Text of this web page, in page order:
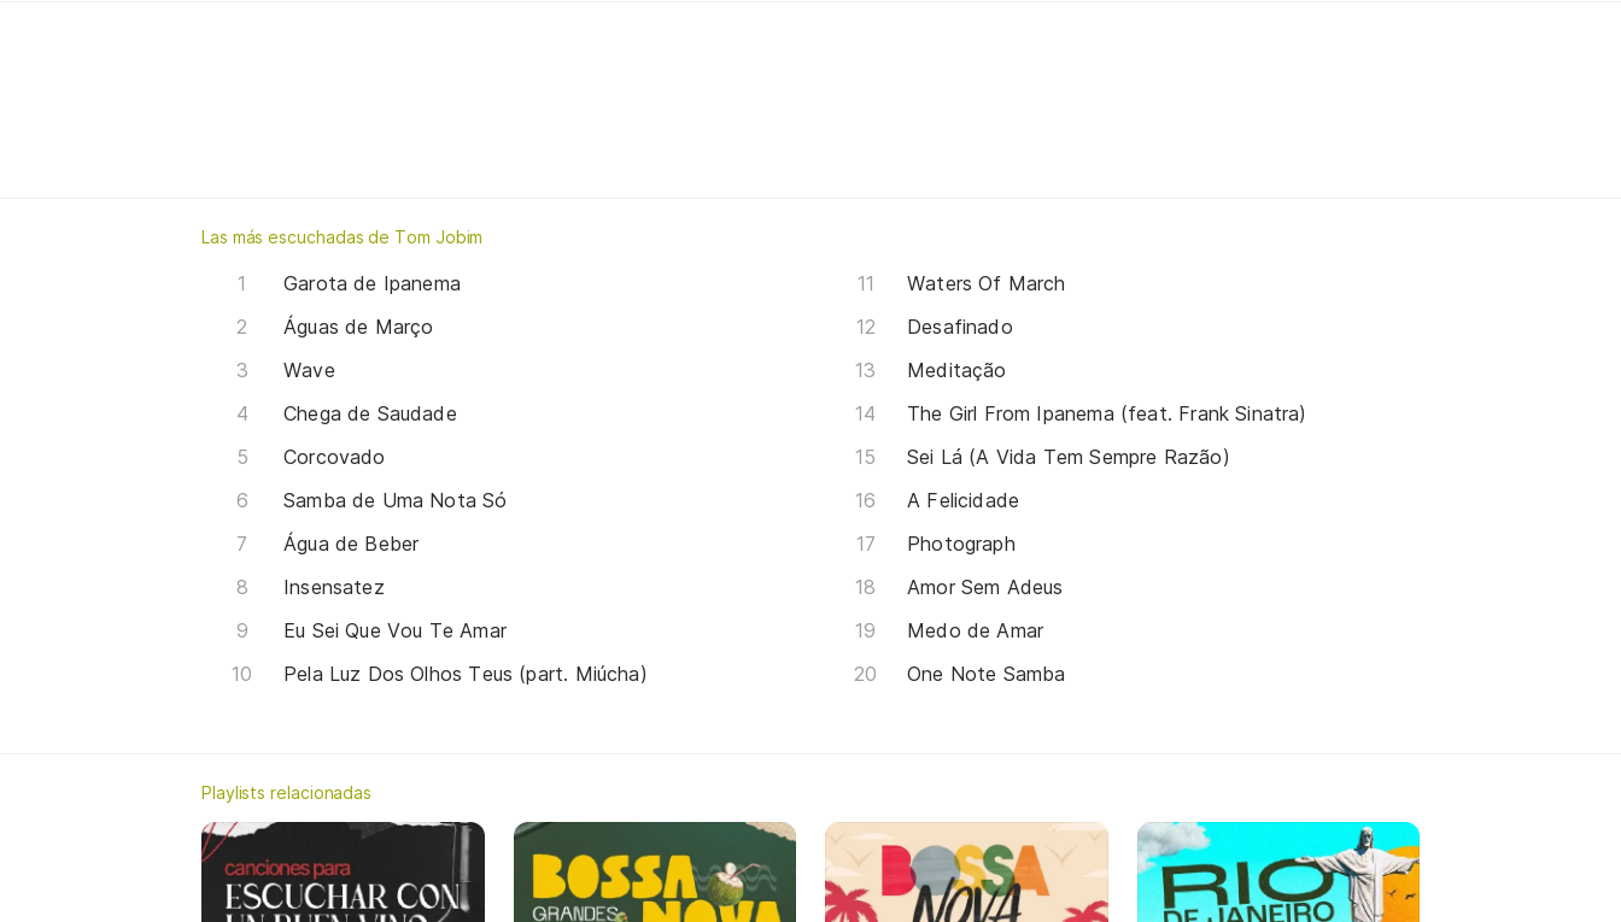
Las más escuchadas de Tom Jobim
Garota de Ipanema
Águas de Março
Wave
Chega de Saudade
Corcovado
Samba de Uma Nota Só
Água de Beber
Insensatez
Eu Sei Que Vou Te Amar
Pela Luz Dos Olhos Teus (part. Miúcha)
Waters Of March
Desafinado
Meditação
The Girl From Ipanema (feat. Frank Sinatra)
Sei Lá (A Vida Tem Sempre Razão)
A Felicidade
Photograph
Amor Sem Adeus
Medo de Amar
One Note Samba
Playlists relacionadas